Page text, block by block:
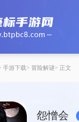
手游下载 冒险解谜 正文
怨憎会